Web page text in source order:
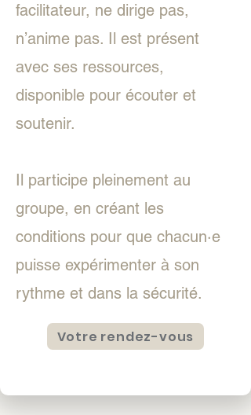
facilitateur, ne dirige pas,
n’anime pas. Il est présent
avec ses ressources,
disponible pour écouter et
soutenir.
Il participe pleinement au
groupe, en créant les
conditions pour que chacun·e
puisse expérimenter à son
rythme et dans la sécurité.
Votre rendez-vous